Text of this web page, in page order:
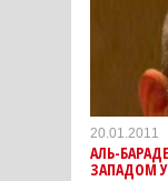
20.01.2011
АЛЬ-
ЗАПАДОМ